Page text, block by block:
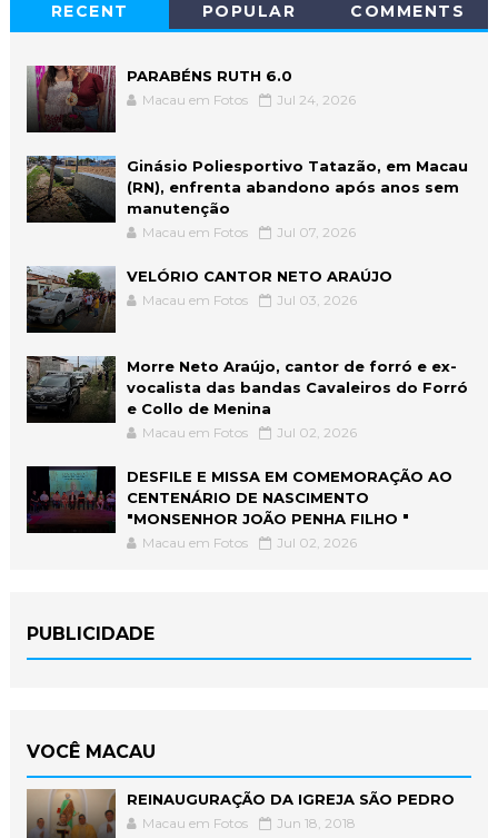
RECENT POPULAR COMMENTS
PARABÉNS RUTH 6.0
Macau em Fotos Jul 24, 2026
Ginásio Poliesportivo Tatazão, em Macau
(RN), enfrenta abandono após anos sem
manutenção
Macau em Fotos Jul 07, 2026
VELÓRIO CANTOR NETO ARAÚJO
Macau em Fotos Jul 03, 2026
Morre Neto Araújo, cantor de forró e ex-
vocalista das bandas Cavaleiros do Forró
e Collo de Menina
Macau em Fotos Jul 02, 2026
DESFILE E MISSA EM COMEMORAÇÃO AO
CENTENÁRIO DE NASCIMENTO
"MONSENHOR JOÃO PENHA FILHO "
Macau em Fotos Jul 02, 2026
PUBLICIDADE
VOCÊ MACAU
REINAUGURAÇÃO DA IGREJA SÃO PEDRO
Macau em Fotos Jun 18, 2018